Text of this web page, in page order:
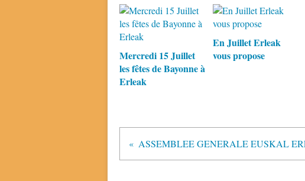
Mercredi 15 Juillet
les fêtes de Bayonne à
Erleak
En Juillet Erleak
vous propose